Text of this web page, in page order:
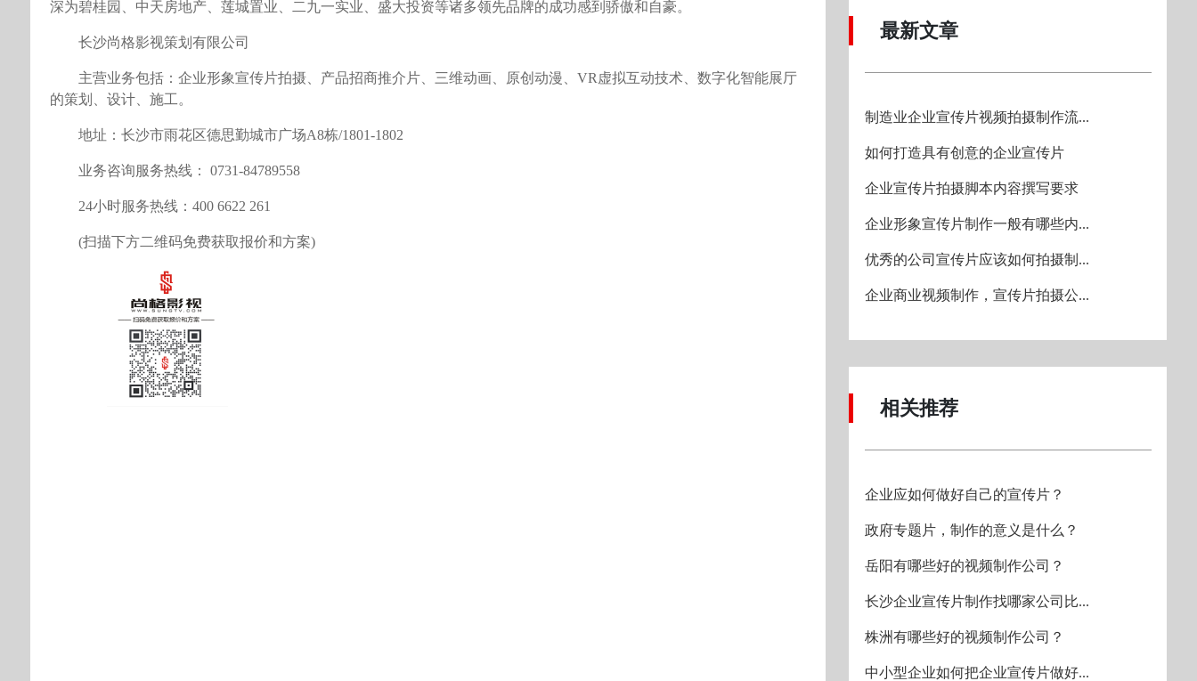
深为碧桂园、中天房地产、莲城置业、二九一实业、盛大投资等诸多领先品牌的成功感到骄傲和自豪。
长沙尚格影视策划有限公司
主营业务包括：企业形象宣传片拍摄、产品招商推介片、三维动画、原创动漫、VR虚拟互动技术、数字化智能展厅
的策划、设计、施工。
地址：长沙市雨花区德思勤城市广场A8栋/1801-1802
业务咨询服务热线： 0731-84789558
24小时服务热线：400 6622 261
(扫描下方二维码免费获取报价和方案)
最新文章
制造业企业宣传片视频拍摄制作流...
如何打造具有创意的企业宣传片
企业宣传片拍摄脚本内容撰写要求
企业形象宣传片制作一般有哪些内...
优秀的公司宣传片应该如何拍摄制...
企业商业视频制作，宣传片拍摄公...
相关推荐
企业应如何做好自己的宣传片？
政府专题片，制作的意义是什么？
岳阳有哪些好的视频制作公司？
长沙企业宣传片制作找哪家公司比...
株洲有哪些好的视频制作公司？
中小型企业如何把企业宣传片做好...